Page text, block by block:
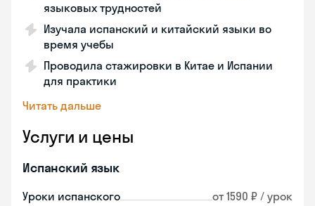
языковых трудностей
Изучала испанский и китайский языки во
время учебы
Проводила стажировки в Китае и Испании
для практики
Читать дальше
Услуги и цены
Испанский язык
Уроки испанского от 1590 ₽ / урок